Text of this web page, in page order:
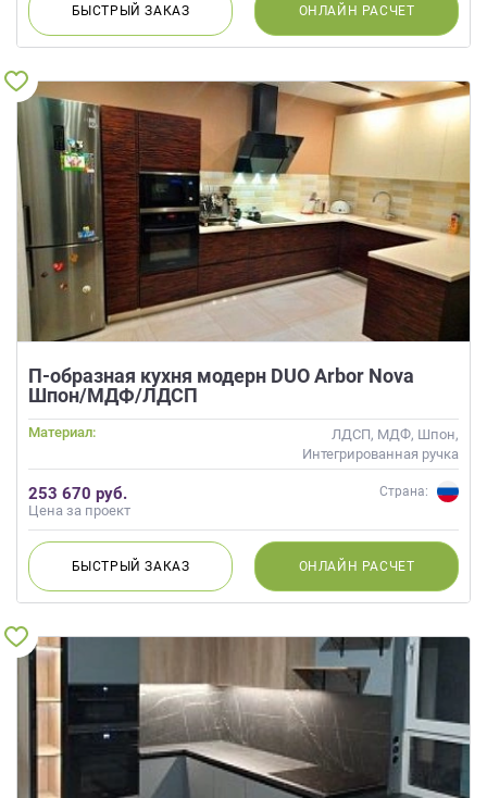
БЫСТРЫЙЗАКАЗ ОНЛАЙН РАСЧЕТ
П-образная кухня модерн DUO Arbor Nova
Шпон/МДФ/ЛДСП
Материал:
ЛДСП, МДФ, Шпон,
Интегрированная ручка
253 670 руб.
Цена за проект
Страна:
БЫСТРЫЙЗАКАЗ ОНЛАЙН РАСЧЕТ